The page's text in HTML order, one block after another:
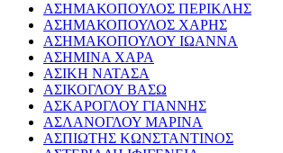
ΑΣΗΜΑΚΟΠΟΥΛΟΣ ΠΕΡΙΚΛΗΣ
ΑΣΗΜΑΚΟΠΟΥΛΟΣ ΧΑΡΗΣ
ΑΣΗΜΑΚΟΠΟΥΛΟΥ ΙΩΑΝΝΑ
ΑΣΗΜΙΝΑ ΧΑΡΑ
ΑΣΙΚΗ ΝΑΤΑΣΑ
ΑΣΙΚΟΓΛΟΥ ΒΑΣΩ
ΑΣΚΑΡΟΓΛΟΥ ΓΙΑΝΝΗΣ
ΑΣΛΑΝΟΓΛΟΥ ΜΑΡΙΝΑ
ΑΣΠΙΩΤΗΣ ΚΩΝΣΤΑΝΤΙΝΟΣ